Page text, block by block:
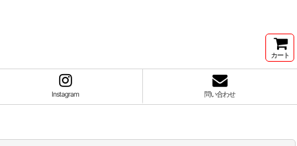
カート
Instagram 問い合わせ